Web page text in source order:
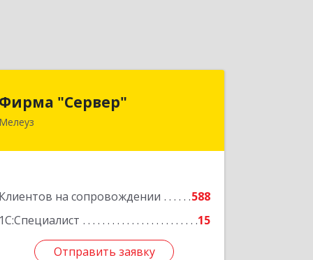
Фирма "Сервер"
Мелеуз
Клиентов на сопровождении
588
1С:Специалист
15
Отправить заявку
Подробнее
Отправить заявку